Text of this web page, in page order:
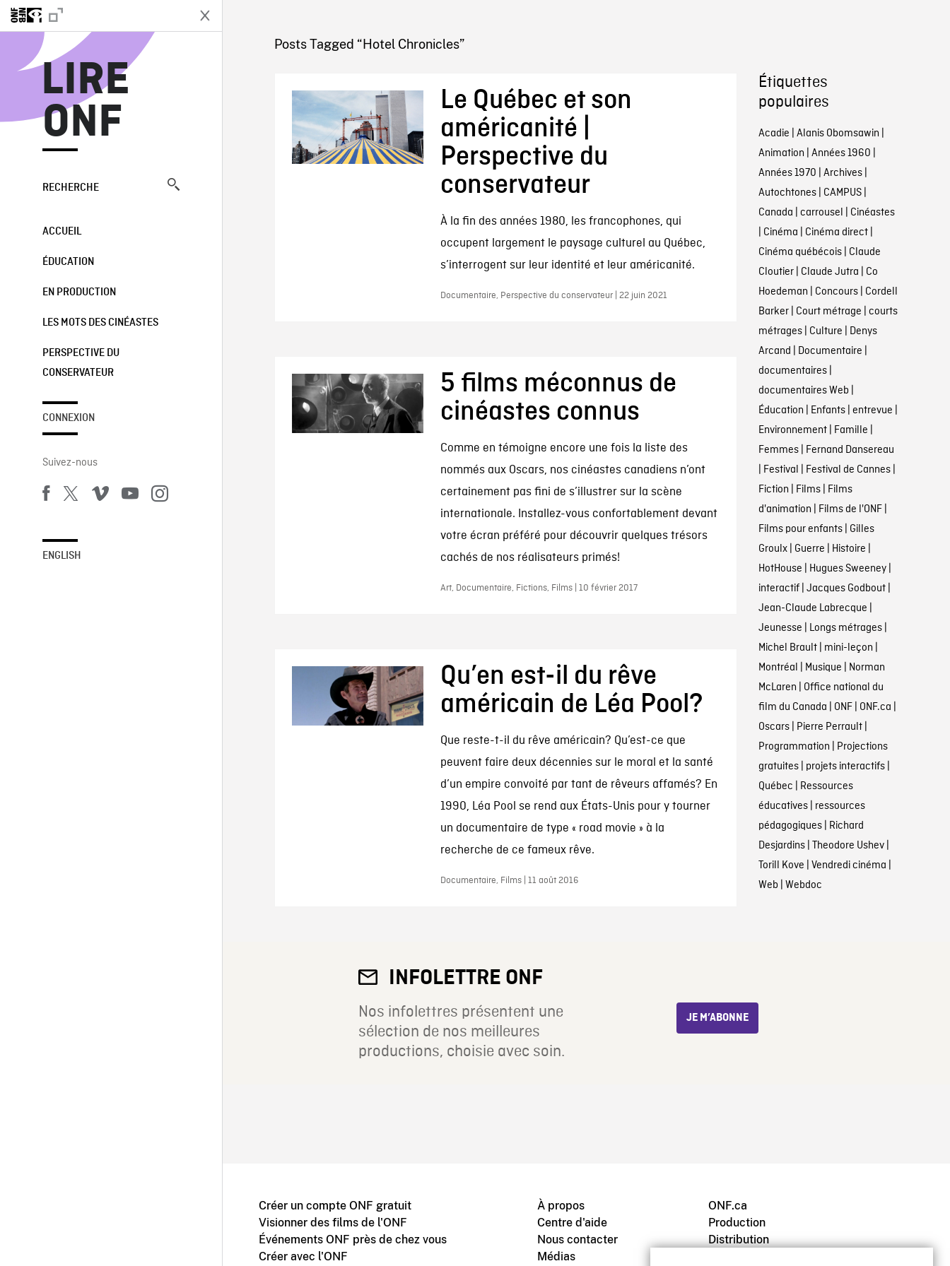
LIRE
ONF
RECHERCHE
ACCUEIL
ÉDUCATION
EN PRODUCTION
LES MOTS DES CINÉASTES
PERSPECTIVE DU
CONSERVATEUR
CONNEXION
Suivez-nous
ENGLISH
LIRE ONF
Posts Tagged “Hotel Chronicles”
Le Québec et son
américanité |
Perspective du
conservateur
À la fin des années 1980, les francophones, qui
occupent largement le paysage culturel au Québec,
s’interrogent sur leur identité et leur américanité.
Documentaire, Perspective du conservateur | 22 juin 2021
5 films méconnus de
cinéastes connus
Comme en témoigne encore une fois la liste des
nommés aux Oscars, nos cinéastes canadiens n’ont
certainement pas fini de s’illustrer sur la scène
internationale. Installez-vous confortablement devant
votre écran préféré pour découvrir quelques trésors
cachés de nos réalisateurs primés!
Art, Documentaire, Fictions, Films | 10 février 2017
Qu’en est-il du rêve
américain de Léa Pool?
Que reste-t-il du rêve américain? Qu’est-ce que
peuvent faire deux décennies sur le moral et la santé
d’un empire convoité par tant de rêveurs affamés? En
1990, Léa Pool se rend aux États-Unis pour y tourner
un documentaire de type « road movie » à la
recherche de ce fameux rêve.
Documentaire, Films | 11 août 2016
Étiquettes
populaires
Acadie | Alanis Obomsawin |
Animation | Années 1960 |
Années 1970 | Archives|
Autochtones| CAMPUS|
Canada | carrousel | Cinéastes
| Cinéma | Cinéma direct|
Cinéma québécois| Claude
Cloutier| Claude Jutra | Co
Hoedeman | Concours| Cordell
Barker| Court métrage | courts
métrages| Culture | Denys
Arcand | Documentaire |
documentaires|
documentaires Web |
Éducation | Enfants| entrevue |
Environnement| Famille |
Femmes| Fernand Dansereau
| Festival | Festival de Cannes|
Fiction | Films| Films
d'animation | Films de l'ONF|
Films pour enfants| Gilles
Groulx| Guerre | Histoire |
HotHouse | Hugues Sweeney|
interactif| Jacques Godbout|
Jean-Claude Labrecque |
Jeunesse | Longs métrages|
Michel Brault| mini-leçon |
Montréal | Musique | Norman
McLaren | Office national du
film du Canada | ONF| ONF.ca |
Oscars| Pierre Perrault|
Programmation | Projections
gratuites| projets interactifs|
Québec | Ressources
éducatives| ressources
pédagogiques| Richard
Desjardins| Theodore Ushev|
Torill Kove | Vendredi cinéma |
Web | Webdoc
INFOLETTRE ONF
Nos infolettres présentent une
sélection de nos meilleures
productions, choisie avec soin.
JE M’ABONNE
Créer un compte ONF gratuit
Visionner des films de l'ONF
Événements ONF près de chez vous
Créer avec l'ONF
À propos
Centre d'aide
Nous contacter
Médias
ONF.ca
Production
Distribution